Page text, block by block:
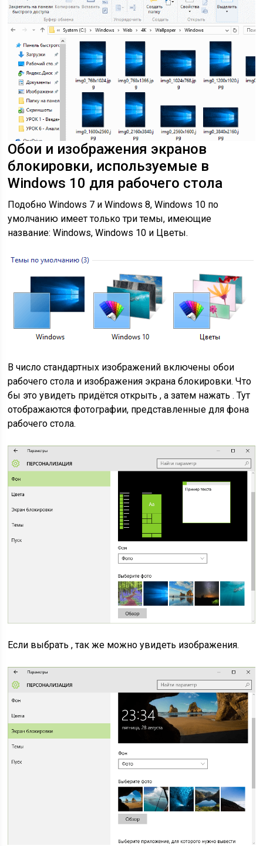
Обои и изображения экранов
блокировки, используемые в
Windows 10 для рабочего стола
Подобно Windows 7 и Windows 8, Windows 10 по
умолчанию имеет только три темы, имеющие
название: Windows, Windows 10 и Цветы.
В число стандартных изображений включены обои
рабочего стола и изображения экрана блокировки. Что
бы это увидеть придётся открыть , а затем нажать . Тут
отображаются фотографии, представленные для фона
рабочего стола.
Если выбрать , так же можно увидеть изображения.